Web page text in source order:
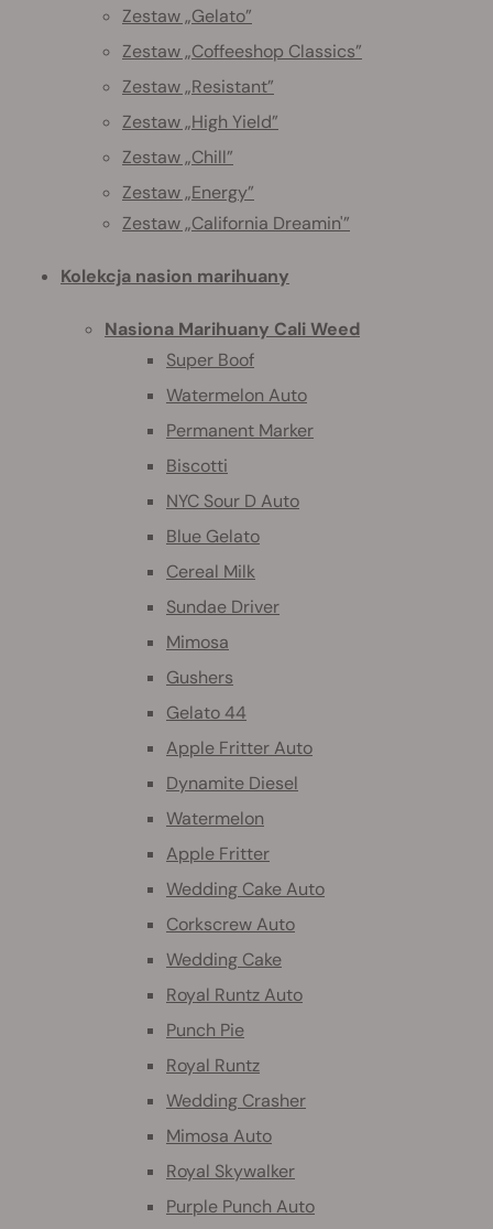
Zestaw „Gelato”
Zestaw „Coffeeshop Classics”
Zestaw „Resistant”
Zestaw „High Yield”
Zestaw „Chill”
Zestaw „Energy”
Zestaw „California Dreamin'”
Kolekcja nasion marihuany
Nasiona Marihuany Cali Weed
Super Boof
Watermelon Auto
Permanent Marker
Biscotti
NYC Sour D Auto
Blue Gelato
Cereal Milk
Sundae Driver
Mimosa
Gushers
Gelato 44
Apple Fritter Auto
Dynamite Diesel
Watermelon
Apple Fritter
Wedding Cake Auto
Corkscrew Auto
Wedding Cake
Royal Runtz Auto
Punch Pie
Royal Runtz
Wedding Crasher
Mimosa Auto
Royal Skywalker
Purple Punch Auto